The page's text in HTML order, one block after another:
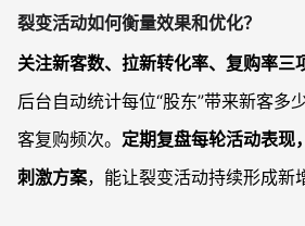
裂变活动如何衡量效果和优化？
关注新客数、拉新转化率、复购率三
后台自动统计每位“股东”带来新客多
客复购频次。 定期复盘每轮活动表现
刺激方案，能让裂变活动持续形成新